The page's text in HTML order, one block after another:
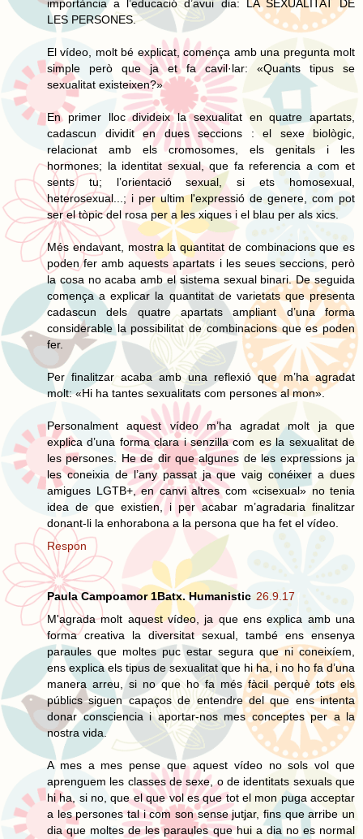
importància a l’educació d’avui dia: LA SEXUALITAT DE
LES PERSONES.
El vídeo, molt bé explicat, comença amb una pregunta molt
simple però que ja et fa cavil·lar: «Quants tipus se
sexualitat existeixen?»
En primer lloc divideix la sexualitat en quatre apartats,
cadascun dividit en dues seccions : el sexe biològic,
relacionat amb els cromosomes, els genitals i les
hormones; la identitat sexual, que fa referencia a com et
sents tu; l’orientació sexual, si ets homosexual,
heterosexual...; i per ultim l'expressió de genere, com pot
ser el tòpic del rosa per a les xiques i el blau per als xics.
Més endavant, mostra la quantitat de combinacions que es
poden fer amb aquests apartats i les seues seccions, però
la cosa no acaba amb el sistema sexual binari. De seguida
comença a explicar la quantitat de varietats que presenta
cadascun dels quatre apartats ampliant d’una forma
considerable la possibilitat de combinacions que es poden
fer.
Per finalitzar acaba amb una reflexió que m’ha agradat
molt: «Hi ha tantes sexualitats com persones al mon».
Personalment aquest vídeo m’ha agradat molt ja que
explica d’una forma clara i senzilla com es la sexualitat de
les persones. He de dir que algunes de les expressions ja
les coneixia de l’any passat ja que vaig conéixer a dues
amigues LGTB+, en canvi altres com «cisexual» no tenia
idea de que existien, i per acabar m’agradaria finalitzar
donant-li la enhorabona a la persona que ha fet el vídeo.
Respon
Paula Campoamor 1Batx. Humanistic 26.9.17
M'agrada molt aquest vídeo, ja que ens explica amb una
forma creativa la diversitat sexual, també ens ensenya
paraules que moltes puc estar segura que ni coneixíem,
ens explica els tipus de sexualitat que hi ha, i no ho fa d’una
manera arreu, si no que ho fa més fàcil perquè tots els
públics siguen capaços de entendre del que ens intenta
donar consciencia i aportar-nos mes conceptes per a la
nostra vida.
A mes a mes pense que aquest vídeo no sols vol que
aprenguem les classes de sexe, o de identitats sexuals que
hi ha, si no, que el que vol es que tot el mon puga acceptar
a les persones tal i com son sense jutjar, fins que arribe un
dia que moltes de les paraules que hui a dia no es normal